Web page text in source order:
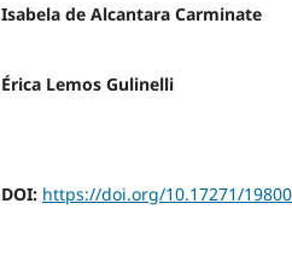
Isabela de Alcantara Carminate
Érica Lemos Gulinelli
DOI: https://doi.org/10.17271/